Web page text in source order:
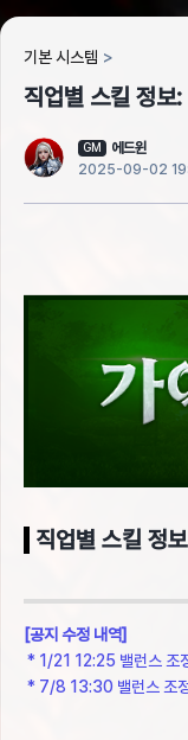
기본 시스템
직업별 스킬 정보:
GM
에드윈
2025-09-02
직업별 스킬 정보
[공지 수정 내역]
* 1/21 12:25 밸런스 조
* 7/8 13:30 밸런스 조